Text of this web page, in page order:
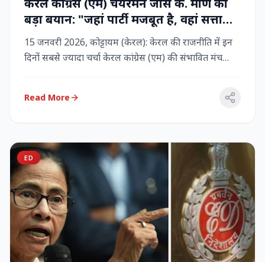
बड़ा बयान: "जहां पार्टी मजबूत है, वहां सत्ता
बनी रहेगी" – LDF के साथ बने रहने पर जोर
15 जनवरी 2026, कोट्टायम (केरल): केरल की राजनीति में इन
दिनों सबसे ज्यादा चर्चा केरल कांग्रेस (एम) की संभावित मंच
Read More
ED